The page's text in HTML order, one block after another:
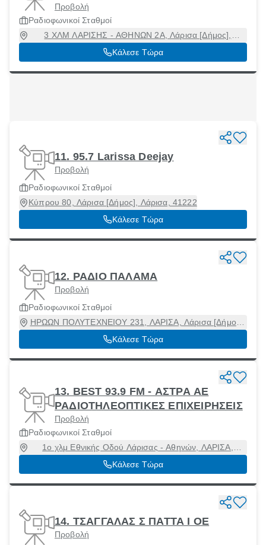
Προβολή
Ραδιοφωνικοί Σταθμοί
3 ΧΛΜ ΛΑΡΙΣΗΣ - ΑΘΗΝΩΝ 2Α, Λάρισα [Δήμος],
Λάρισα, 40300
Κάλεσε Τώρα
11. 95.7 Larissa Deejay
Προβολή
Ραδιοφωνικοί Σταθμοί
Κύπρου 80, Λάρισα [Δήμος], Λάρισα, 41222
Κάλεσε Τώρα
12. ΡΑΔΙΟ ΠΑΛΑΜΑ
Προβολή
Ραδιοφωνικοί Σταθμοί
ΗΡΩΩΝ ΠΟΛΥΤΕΧΝΕΙΟΥ 231, ΛΑΡΙΣΑ, Λάρισα [Δήμος],
Λάρισα, 41221
Κάλεσε Τώρα
13. BEST 93.9 FM - ΑΣΤΡΑ ΑΕ
ΡΑΔΙΟΤΗΛΕΟΠΤΙΚΕΣ ΕΠΙΧΕΙΡΗΣΕΙΣ
Προβολή
Ραδιοφωνικοί Σταθμοί
1ο χλμ Εθνικής Οδού Λάρισας - Αθηνών, ΛΑΡΙΣΑ,
Λάρισα [Δήμος], Λάρισα, 41336
Κάλεσε Τώρα
14. ΤΣΑΓΓΑΛΑΣ Σ ΠΑΤΤΑ Ι ΟΕ
Προβολή